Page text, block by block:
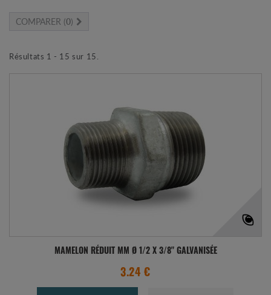
COMPARER (0)
Résultats 1 - 15 sur 15.
MAMELON RÉDUIT MM Ø 1/2 X 3/8" GALVANISÉE
3.24 €